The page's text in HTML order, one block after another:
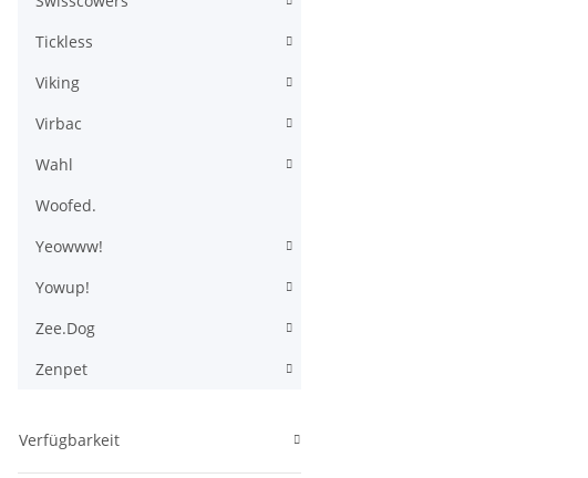
Tickless
Viking
Virbac
Wahl
Woofed.
Yeowww!
Yowup!
Zee.Dog
Zenpet
Verfügbarkeit